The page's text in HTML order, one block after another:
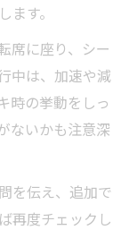
す。
席に座り、シー
中は、加速や減
時の挙動をしっ
ないかも注意深
を伝え、追加で
再度チェックし